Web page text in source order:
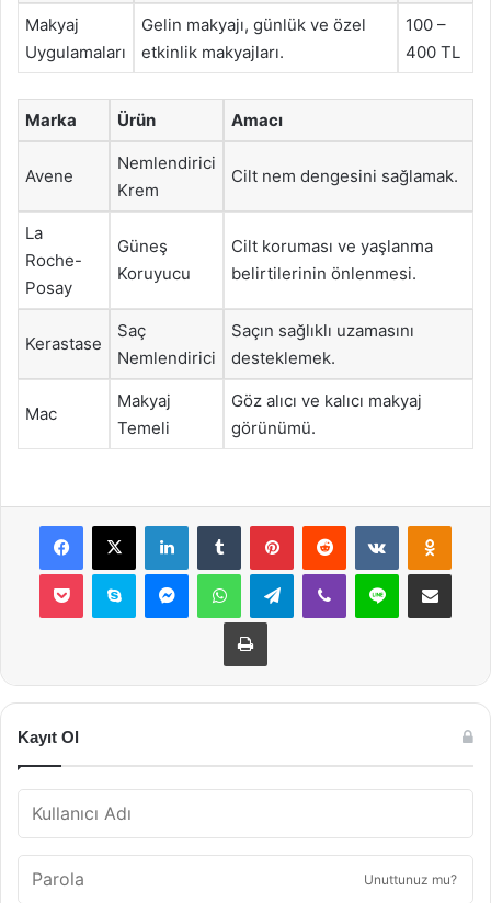
Makyaj
Uygulamaları
Gelin makyajı, günlük ve özel
etkinlik makyajları.
100 –
400 TL
Marka Ürün Amacı
Avene
Nemlendirici
Krem
Cilt nem dengesini sağlamak.
La
Roche-
Posay
Güneş
Koruyucu
Cilt koruması ve yaşlanma
belirtilerinin önlenmesi.
Kerastase
Saç
Nemlendirici
Saçın sağlıklı uzamasını
desteklemek.
Mac
Makyaj
Temeli
Göz alıcı ve kalıcı makyaj
görünümü.
Facebook
X LinkedInTumblr PinterestReddit VKontakte
Pocket Skype MessengerWhatsAppTelegramViber Line E-Posta ile
Yazdır
Kayıt Ol
Unuttunuz mu?